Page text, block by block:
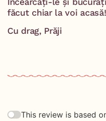
făcut chiar la voi acasă!
Cu drag, Prăji
This review is based